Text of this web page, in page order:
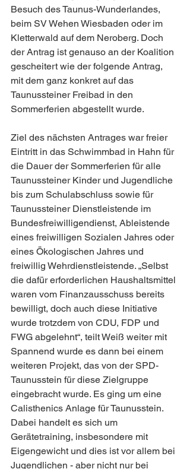
Besuch des Taunus-Wunderlandes,
beim SV Wehen Wiesbaden oder im
Kletterwald auf dem Neroberg. Doch
der Antrag ist genauso an der Koalition
gescheitert wie der folgende Antrag,
mit dem ganz konkret auf das
Taunussteiner Freibad in den
Sommerferien abgestellt wurde.
Ziel des nächsten Antrages war freier
Eintritt in das Schwimmbad in Hahn für
die Dauer der Sommerferien für alle
Taunussteiner Kinder und Jugendliche
bis zum Schulabschluss sowie für
Taunussteiner Dienstleistende im
Bundesfreiwilligendienst, Ableistende
eines freiwilligen Sozialen Jahres oder
eines Ökologischen Jahres und
freiwillig Wehrdienstleistende. „Selbst
die dafür erforderlichen Haushaltsmittel
waren vom Finanzausschuss bereits
bewilligt, doch auch diese Initiative
wurde trotzdem von CDU, FDP und
FWG abgelehnt“, teilt Weiß weiter mit
Spannend wurde es dann bei einem
weiteren Projekt, das von der SPD-
Taunusstein für diese Zielgruppe
eingebracht wurde. Es ging um eine
Calisthenics Anlage für Taunusstein.
Dabei handelt es sich um
Gerätetraining, insbesondere mit
Eigengewicht und dies ist vor allem bei
Jugendlichen - aber nicht nur bei